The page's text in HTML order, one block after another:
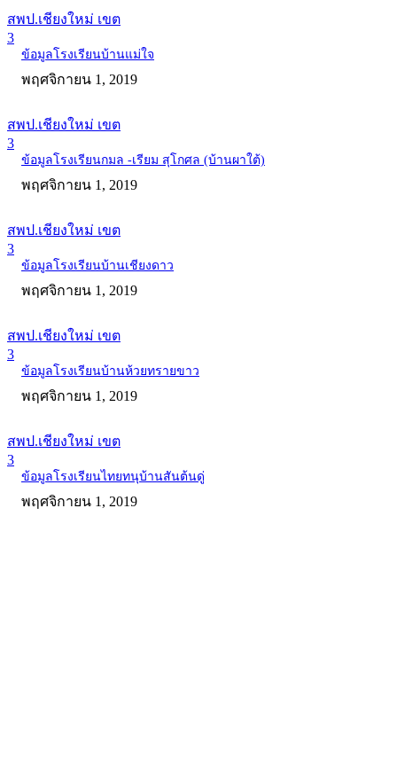
สพป.เชียงใหม่ เขต
3
ข้อมูลโรงเรียนบ้านแม่ใจ
พฤศจิกายน 1, 2019
สพป.เชียงใหม่ เขต
3
ข้อมูลโรงเรียนกมล -เรียม สุโกศล (บ้านผาใต้)
พฤศจิกายน 1, 2019
สพป.เชียงใหม่ เขต
3
ข้อมูลโรงเรียนบ้านเชียงดาว
พฤศจิกายน 1, 2019
สพป.เชียงใหม่ เขต
3
ข้อมูลโรงเรียนบ้านห้วยทรายขาว
พฤศจิกายน 1, 2019
สพป.เชียงใหม่ เขต
3
ข้อมูลโรงเรียนไทยทนุบ้านสันต้นดู่
พฤศจิกายน 1, 2019